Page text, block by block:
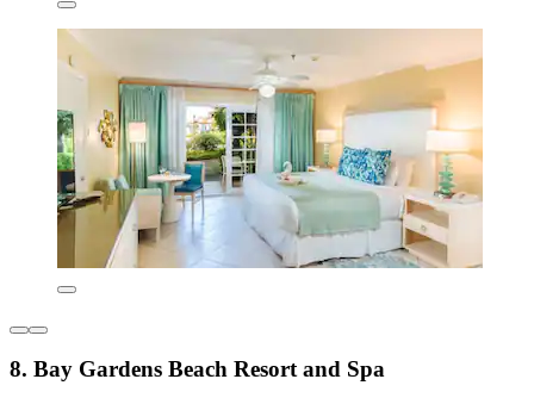
8. Bay Gardens Beach Resort and Spa